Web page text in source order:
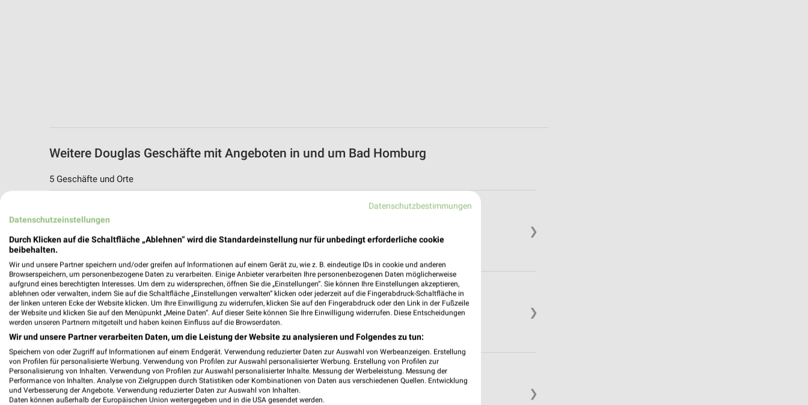
Weitere Douglas Geschäfte mit Angeboten in und um Bad Homburg
5 Geschäfte und Orte
❯
Frankfurt, Deutschland
❯
Douglas Angebote in Bad Vilbel
Bad Vilbel, Deutschland
415,33 km
❯
Douglas Angebote in Sulzbach
Sulzbach, Deutschland
Datenschutzbestimmungen
Datenschutzeinstellungen
Durch Klicken auf die Schaltfläche „Ablehnen“ wird die Standardeinstellung nur für unbedingt erforderliche cookie
beibehalten.
Wir und unsere Partner speichern und/oder greifen auf Informationen auf einem Gerät zu, wie z. B. eindeutige IDs in cookie und anderen
Browserspeichern, um personenbezogene Daten zu verarbeiten. Einige Anbieter verarbeiten Ihre personenbezogenen Daten möglicherweise
aufgrund eines berechtigten Interesses. Um dem zu widersprechen, öffnen Sie die „Einstellungen“. Sie können Ihre Einstellungen akzeptieren,
ablehnen oder verwalten, indem Sie auf die Schaltfläche „Einstellungen verwalten“ klicken oder jederzeit auf die Fingerabdruck-Schaltfläche in
der linken unteren Ecke der Website klicken. Um Ihre Einwilligung zu widerrufen, klicken Sie auf den Fingerabdruck oder den Link in der Fußzeile
der Website und klicken Sie auf den Menüpunkt „Meine Daten“. Auf dieser Seite können Sie Ihre Einwilligung widerrufen. Diese Entscheidungen
werden unseren Partnern mitgeteilt und haben keinen Einfluss auf die Browserdaten.
Wir und unsere Partner verarbeiten Daten, um die Leistung der Website zu analysieren und Folgendes zu tun:
Speichern von oder Zugriff auf Informationen auf einem Endgerät. Verwendung reduzierter Daten zur Auswahl von Werbeanzeigen. Erstellung
von Profilen für personalisierte Werbung. Verwendung von Profilen zur Auswahl personalisierter Werbung. Erstellung von Profilen zur
Personalisierung von Inhalten. Verwendung von Profilen zur Auswahl personalisierter Inhalte. Messung der Werbeleistung. Messung der
Performance von Inhalten. Analyse von Zielgruppen durch Statistiken oder Kombinationen von Daten aus verschiedenen Quellen. Entwicklung
und Verbesserung der Angebote. Verwendung reduzierter Daten zur Auswahl von Inhalten.
Daten können außerhalb der Europäischen Union weitergegeben und in die USA gesendet werden.